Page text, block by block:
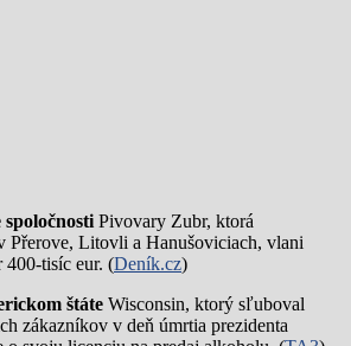
Pivovary Zubr, ktorá
Přerove, Litovli a Hanušoviciach, vlani
400-tisíc eur. (Deník.cz)
štáte Wisconsin, ktorý sľuboval
zákazníkov v deň úmrtia prezidenta